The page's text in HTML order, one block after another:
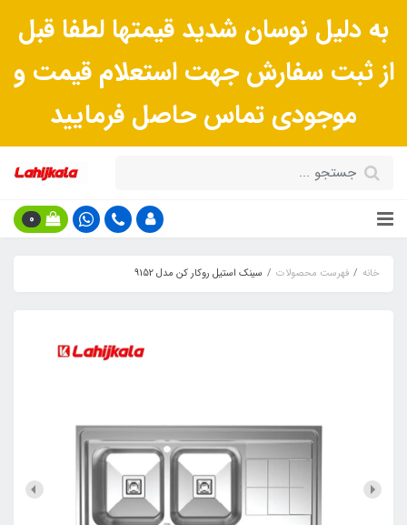
به دلیل نوسان شدید قیمتها لطفا قبل
از ثبت سفارش جهت استعلام قیمت و
موجودی تماس حاصل فرمایید
0
خانه فهرست محصولات سینک استیل روکار کن مدل 9152